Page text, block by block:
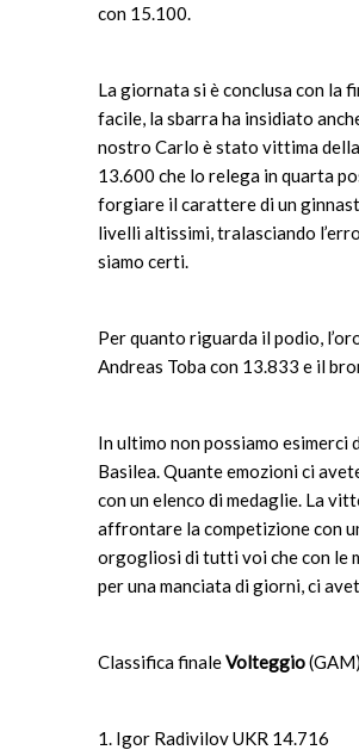
con 15.100.
La giornata si è conclusa con la
facile, la sbarra ha insidiato
nostro Carlo è stato vittima
13.600 che lo relega in quarta
forgiare il carattere di un
livelli altissimi, tralasciando
siamo certi.
Per quanto riguarda il podio,
Andreas Toba con 13.833 e il
In ultimo non possiamo
Basilea. Quante emozioni ci
con un elenco di medaglie. La
affrontare la competizione con
orgogliosi di tutti voi che con le
per una manciata di giorni, ci
Classifica finaleVolteggio
1. Igor Radivilov UKR 14.716